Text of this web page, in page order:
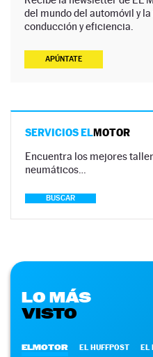
del mundo del automóvil y
conducción y eficiencia.
APÚNTATE
SERVICIOS ELMOTOR
Encuentra los mejores
neumáticos…
BUSCAR
LO MÁS
VISTO
ELMOTOR EL HUFFPOST EL